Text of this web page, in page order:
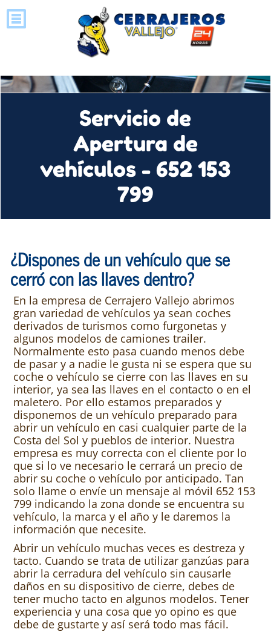
Servicio de
Apertura de
vehículos - 652 153
799
¿Dispones de un vehículo que se
cerró con las llaves dentro?
En la empresa de Cerrajero Vallejo abrimos
gran variedad de vehículos ya sean coches
derivados de turismos como furgonetas y
algunos modelos de camiones trailer.
Normalmente esto pasa cuando menos debe
de pasar y a nadie le gusta ni se espera que su
coche o vehículo se cierre con las llaves en su
interior, ya sea las llaves en el contacto o en el
maletero. Por ello estamos preparados y
disponemos de un vehículo preparado para
abrir un vehículo en casi cualquier parte de la
Costa del Sol y pueblos de interior. Nuestra
empresa es muy correcta con el cliente por lo
que si lo ve necesario le cerrará un precio de
abrir su coche o vehículo por anticipado. Tan
solo llame o envíe un mensaje al móvil 652 153
799 indicando la zona donde se encuentra su
vehículo, la marca y el año y le daremos la
información que necesite.
Abrir un vehículo muchas veces es destreza y
tacto. Cuando se trata de utilizar ganzúas para
abrir la cerradura del vehículo sin causarle
daños en su dispositivo de cierre, debes de
tener mucho tacto en algunos modelos. Tener
experiencia y una cosa que yo opino es que
debe de gustarte y así será todo mas fácil.